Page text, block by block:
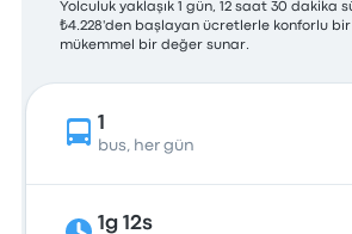
Yolculuk yaklaşık 1 gün, 12 saat 30 dakika
₺4.228'den başlayan ücretlerle konforlu
mükemmel bir değer sunar.
1
bus, her gün
1g 12s